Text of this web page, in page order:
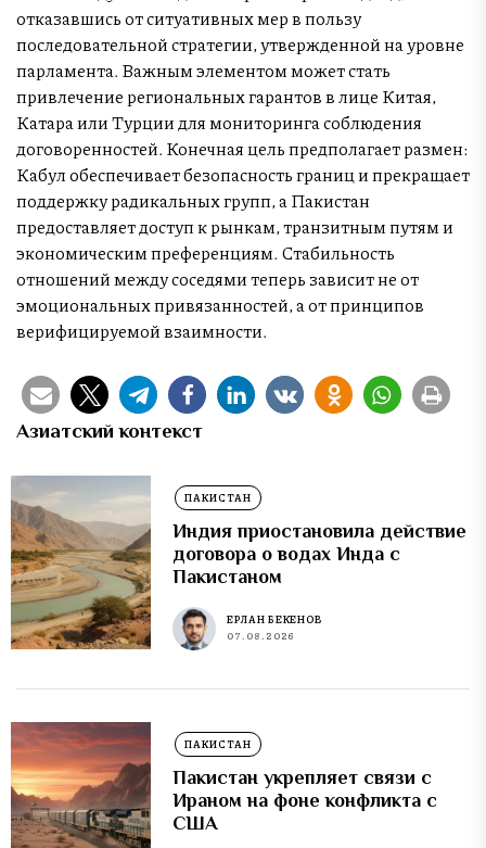
отказавшись от ситуативных мер в пользу
последовательной стратегии, утвержденной на уровне
парламента. Важным элементом может стать
привлечение региональных гарантов в лице Китая,
Катара или Турции для мониторинга соблюдения
договоренностей. Конечная цель предполагает размен:
Кабул обеспечивает безопасность границ и прекращает
поддержку радикальных групп, а Пакистан
предоставляет доступ к рынкам, транзитным путям и
экономическим преференциям. Стабильность
отношений между соседями теперь зависит не от
эмоциональных привязанностей, а от принципов
верифицируемой взаимности.
Азиатский контекст
ПАКИСТАН
Индия приостановила действие
договора о водах Инда с
Пакистаном
ЕРЛАН БЕКЕНОВ
07.08.2026
ПАКИСТАН
Пакистан укрепляет связи с
Ираном на фоне конфликта с
США